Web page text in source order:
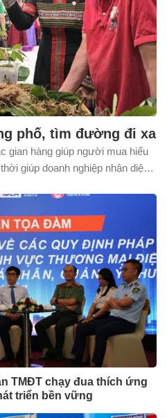
phố, tìm đường đi xa
gian hàng giúp người mua hiểu
giúp doanh nghiệp nhận diện
TMĐT chạy đua thích ứng
triển bền vững